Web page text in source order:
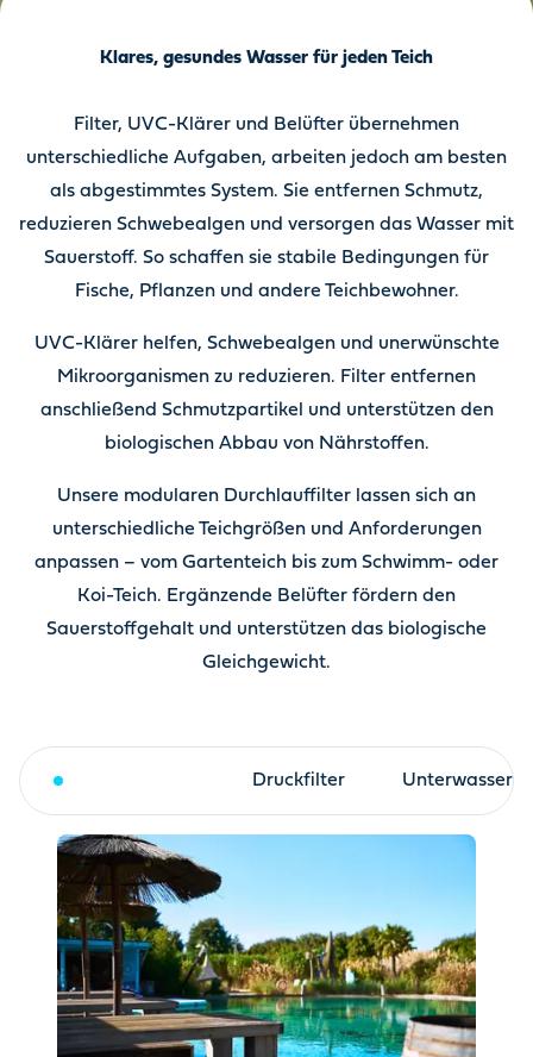
Klares, gesundes Wasser für jeden Teich
Filter, UVC-Klärer und Belüfter übernehmen
unterschiedliche Aufgaben, arbeiten jedoch am besten
als abgestimmtes System. Sie entfernen Schmutz,
reduzieren Schwebealgen und versorgen das Wasser mit
Sauerstoff. So schaffen sie stabile Bedingungen für
Fische, Pflanzen und andere Teichbewohner.
UVC-Klärer helfen, Schwebealgen und unerwünschte
Mikroorganismen zu reduzieren. Filter entfernen
anschließend Schmutzpartikel und unterstützen den
biologischen Abbau von Nährstoffen.
Unsere modularen Durchlauffilter lassen sich an
unterschiedliche Teichgrößen und Anforderungen
anpassen – vom Gartenteich bis zum Schwimm- oder
Koi-Teich. Ergänzende Belüfter fördern den
Sauerstoffgehalt und unterstützen das biologische
Gleichgewicht.
Druckfilter